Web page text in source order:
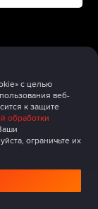
с целью
веб-
к защите
обработки
ограничьте их